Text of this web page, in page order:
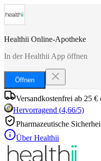
Healthii Online-Apotheke
In der Healthii App öffnen
Öffnen
Versandkostenfrei ab 25
Hervorragend (4,66/5)
Pharmazeutische
Über Healthii